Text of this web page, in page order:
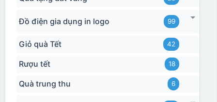
Đồ điện gia dụng in logo 99
Giỏ quà Tết 42
Rượu tết 18
Quà trung thu 6